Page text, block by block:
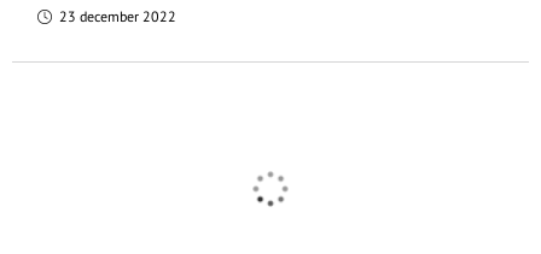
23 december 2022